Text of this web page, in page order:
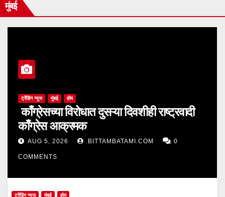
मुंबई
ट्रेंडिंग न्यूज मुंबई होम
काँग्रेसच्या विरोधात दुसऱ्या दिवशीही राष्ट्रवादी
काँग्रेस आक्रमक
AUG 5, 2026 BITTAMBATAMI.COM 0
COMMENTS
ट्रेंडिंग न्यूज मुंबई होम